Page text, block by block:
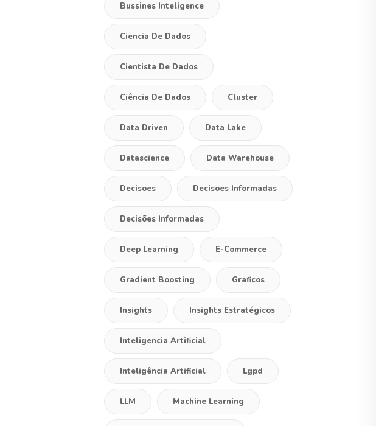
Bussines Inteligence
Ciencia De Dados
Cientista De Dados
Ciência De Dados Cluster
Data Driven Data Lake
Datascience Data Warehouse
Decisoes Decisoes Informadas
Decisões Informadas
Deep Learning E-Commerce
Gradient Boosting Graficos
Insights Insights Estratégicos
Inteligencia Artificial
Inteligência Artificial Lgpd
LLM Machine Learning